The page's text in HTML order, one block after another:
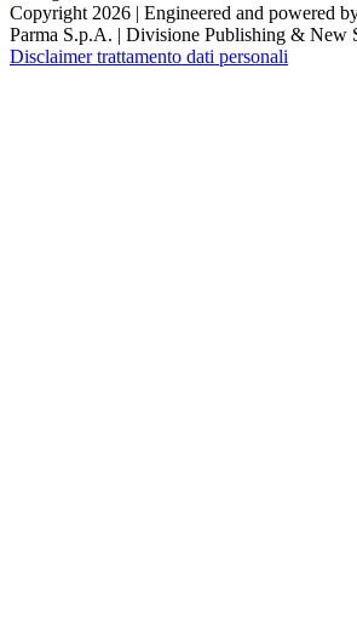
Copyright 2026 | Engineered and powered
Parma S.p.A. | Divisione Publishing & New
Disclaimer trattamento dati personali